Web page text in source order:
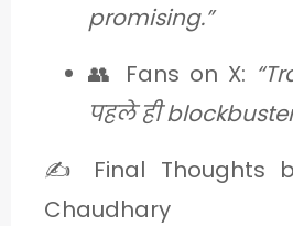
promising.”
👥 Fans on X:
पहले ही
✍️ Final Thoughts
Chaudhary